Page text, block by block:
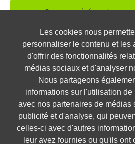
Les cookies nous
personnaliser le contenu et les
d'offrir des fonctionnalités
médias sociaux et d'analyser
Nous partageons
informations sur l'utilisation de
avec nos partenaires de médias
publicité et d'analyse, qui
celles-ci avec d'autres
leur avez fournies ou qu'ils ont
Soyez repéré par les
DEPOSEZ VOTRE CV
Préparez vos entretiens,
TESTEZ-VOUS
OFFRES SIMILAIRES